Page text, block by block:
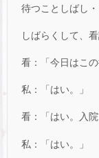
待つことしばし・
しばらくして、
看：「今日はこ
私：「はい。」
看：「はい。入
私：「はい。」